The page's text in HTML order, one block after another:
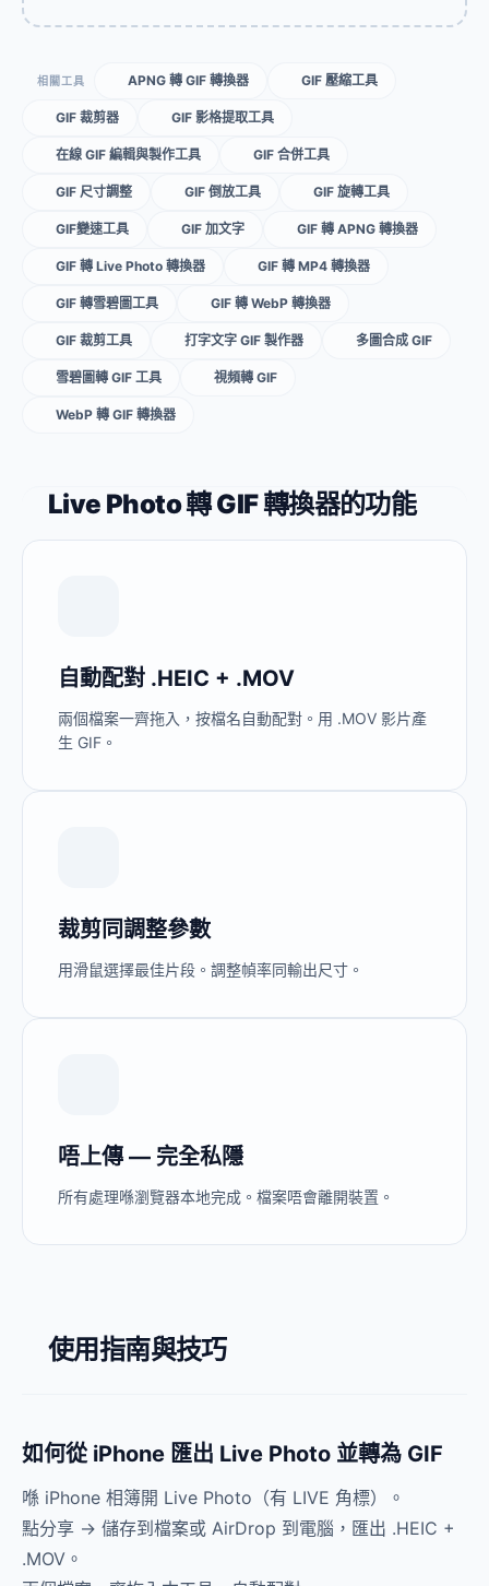
相關工具 APNG 轉 GIF 轉換器 GIF 壓縮工具
GIF 裁剪器 GIF 影格提取工具
在線 GIF 編輯與製作工具 GIF 合併工具
GIF 尺寸調整 GIF 倒放工具 GIF 旋轉工具
GIF變速工具 GIF 加文字 GIF 轉 APNG 轉換器
GIF 轉 Live Photo 轉換器 GIF 轉 MP4 轉換器
GIF 轉雪碧圖工具 GIF 轉 WebP 轉換器
GIF 裁剪工具 打字文字 GIF 製作器 多圖合成 GIF
雪碧圖轉 GIF 工具 視頻轉 GIF
WebP 轉 GIF 轉換器
Live Photo 轉 GIF 轉換器的功能
自動配對 .HEIC + .MOV
兩個檔案一齊拖入，按檔名自動配對。用 .MOV 影片產
生 GIF。
裁剪同調整參數
用滑鼠選擇最佳片段。調整幀率同輸出尺寸。
唔上傳 — 完全私隱
所有處理喺瀏覽器本地完成。檔案唔會離開裝置。
使用指南與技巧
如何從 iPhone 匯出 Live Photo 並轉為 GIF
喺 iPhone 相簿開 Live Photo（有 LIVE 角標）。
點分享 → 儲存到檔案或 AirDrop 到電腦，匯出 .HEIC +
.MOV。